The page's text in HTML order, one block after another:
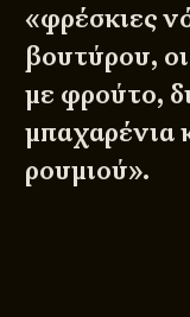
«φρέσκιες
βουτύρου,
με φρούτο,
μπαχαρένια
ρουμιού».